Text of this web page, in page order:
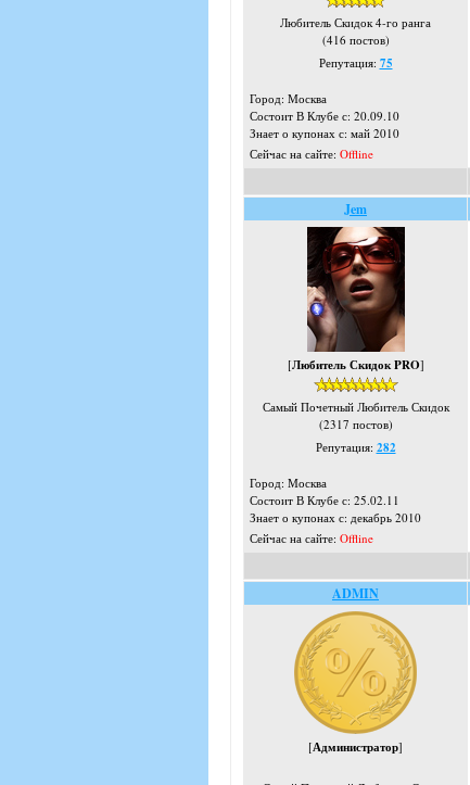
Любитель Скидок 4-го ранга
(416 постов)
Репутация: 75
Город: Москва
Состоит В Клубе с: 20.09.10
Знает о купонах с: май 2010
Сейчас на сайте: Offline
Jem
[Любитель Скидок PRO]
Самый Почетный Любитель Скидок
(2317 постов)
Репутация: 282
Город: Москва
Состоит В Клубе с: 25.02.11
Знает о купонах с: декабрь 2010
Сейчас на сайте: Offline
ADMIN
[Администратор]